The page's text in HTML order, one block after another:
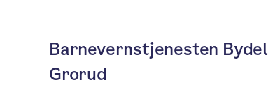
Barnevernstjenesten Bydel
Grorud